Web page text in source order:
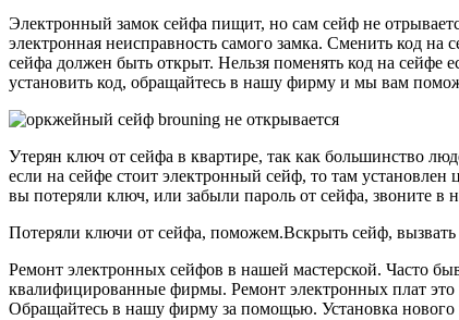
Электронный замок сейфа пищит, но сам сейф не
электронная неисправность самого замка. Сменить код на
сейфа должен быть открыт. Нельзя поменять код на
установить код, обращайтесь в нашу фирму и мы вам
Утерян ключ от сейфа в квартире, так как большинство
если на сейфе стоит электронный сейф, то там
вы потеряли ключ, или забыли пароль от сейфа, звоните
Потеряли ключи от сейфа, поможем.Вскрыть сейф,
Ремонт электронных сейфов в нашей мастерской. Часто
квалифицированные фирмы. Ремонт электронных плат
Обращайтесь в нашу фирму за помощью. Установка нового